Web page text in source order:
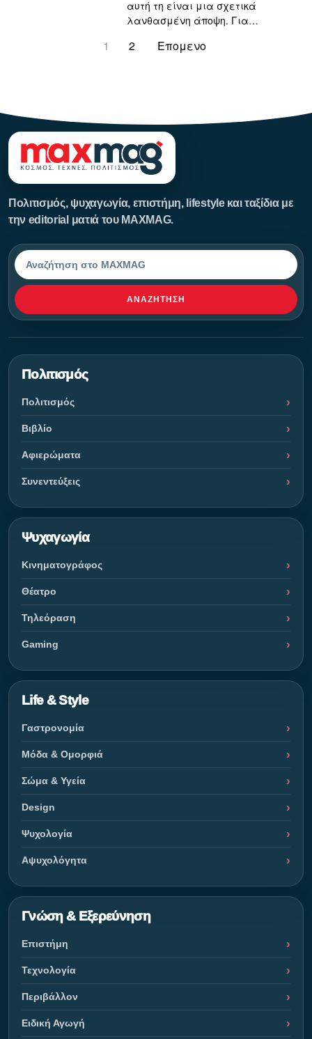
αυτή τη είναι μια σχετικά
λανθασμένη άποψη. Για…
1 2 Επομενο
Πολιτισμός, ψυχαγωγία, επιστήμη, lifestyle και ταξίδια με
την editorial ματιά του MAXMAG.
Αναζήτηση
ΑΝΑΖΉΤΗΣΗ
Πολιτισμός
Πολιτισμός
Βιβλίο
Αφιερώματα
Συνεντεύξεις
Ψυχαγωγία
Κινηματογράφος
Θέατρο
Τηλεόραση
Gaming
Life & Style
Γαστρονομία
Μόδα & Ομορφιά
Σώμα & Υγεία
Design
Ψυχολογία
Αψυχολόγητα
Γνώση & Εξερεύνηση
Επιστήμη
Τεχνολογία
Περιβάλλον
Ειδική Αγωγή